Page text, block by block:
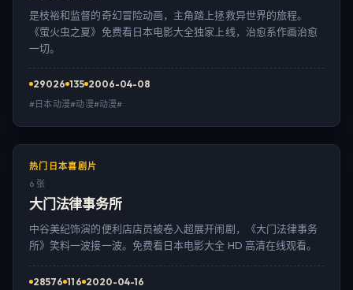
是枝裕和监督的奇幻冒险动画，主角踏上拯救异世界的旅程。
《萤火虫之夏》免费看日本电影大全独家上线，治愈系作画治愈
一切。
29026 135 2006-04-08
#日本动漫#动漫#动漫#
热门日本喜剧片
6 张
大门法律事务所
中谷美纪饰演的便利店店员被卷入超展开闹剧，《大门法律事务
所》笑料一波接一波。免费看日本电影大全 HD 高清在线观看。
28576 116 2020-04-16